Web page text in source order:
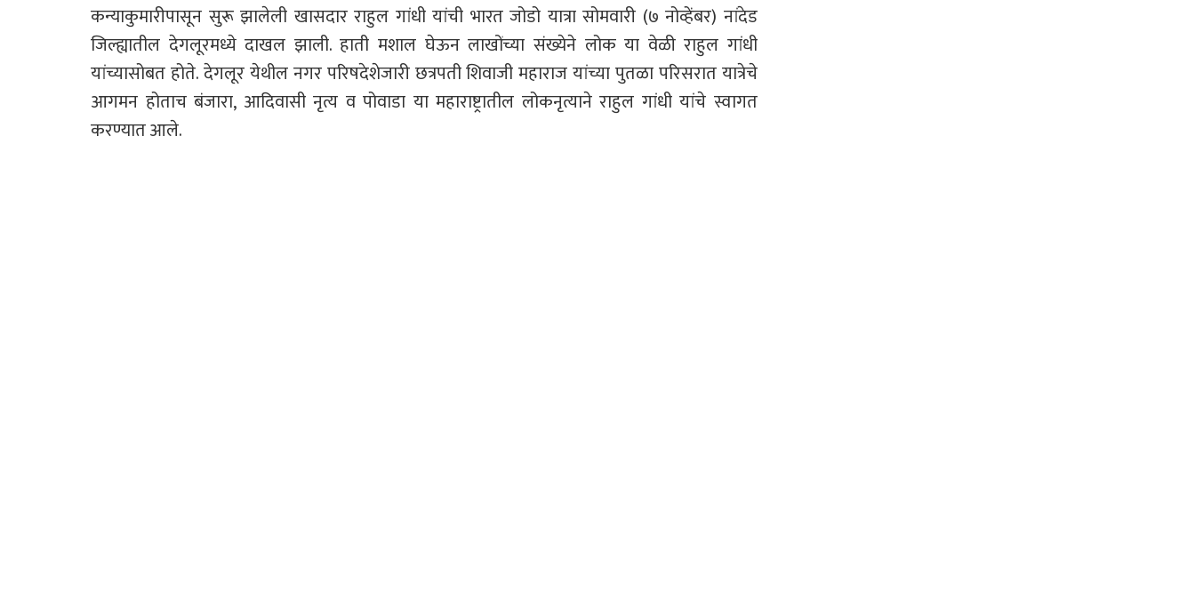
कन्याकुमारीपासून सुरू झालेली खासदार राहुल गांधी यांची भारत जोडो यात्रा सोमवारी (७ नोव्हेंबर) नांदेड
जिल्ह्यातील देगलूरमध्ये दाखल झाली. हाती मशाल घेऊन लाखोंच्या संख्येने लोक या वेळी राहुल गांधी
यांच्यासोबत होते. देगलूर येथील नगर परिषदेशेजारी छत्रपती शिवाजी महाराज यांच्या पुतळा परिसरात यात्रेचे
आगमन होताच बंजारा, आदिवासी नृत्य व पोवाडा या महाराष्ट्रातील लोकनृत्याने राहुल गांधी यांचे स्वागत
करण्यात आले.